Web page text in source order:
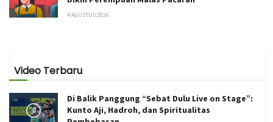
4 AGUSTUS 2026
Video Terbaru
Di Balik Panggung “Sebat Dulu Live on Stage”:
Kunto Aji, Hadroh, dan Spiritualitas